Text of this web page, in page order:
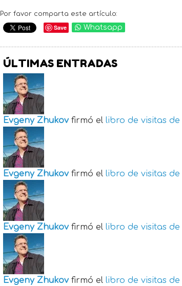
Por favor comparta este artículo:
Save Whatsapp
ÚLTIMAS ENTRADAS
Evgeny Zhukov firmó el libro de visitas de
Evgeny Zhukov firmó el libro de visitas de
Evgeny Zhukov firmó el libro de visitas de
Evgeny Zhukov firmó el libro de visitas de